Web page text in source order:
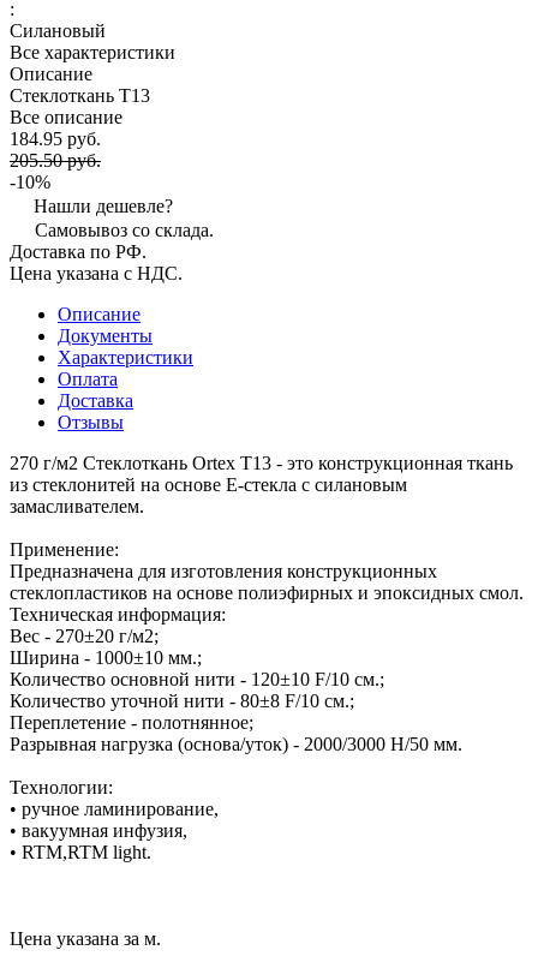
:
Силановый
Все характеристики
Описание
Стеклоткань Т13
Все описание
184.95 руб.
205.50 руб.
-10%
Нашли дешевле?
Самовывоз со склада.
Доставка по РФ.
Цена указана с НДС.
Описание
Документы
Характеристики
Оплата
Доставка
Отзывы
270 г/м2 Стеклоткань Ortex Т13 - это конструкционная ткань
из стеклонитей на основе Е-стекла с силановым
замасливателем.
Применение:
Предназначена для изготовления конструкционных
стеклопластиков на основе полиэфирных и эпоксидных смол.
Техническая информация:
Вес - 270±20 г/м2;
Ширина - 1000±10 мм.;
Количество основной нити - 120±10 F/10 см.;
Количество уточной нити - 80±8 F/10 см.;
Переплетение - полотнянное;
Разрывная нагрузка (основа/уток) - 2000/3000 Н/50 мм.
Технологии:
• ручное ламинирование,
• вакуумная инфузия,
• RTM,RTM light.
Цена указана за м.